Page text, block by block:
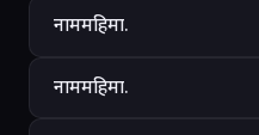
नाममहिमा.
नाममहिमा.